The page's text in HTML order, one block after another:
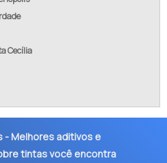
Cecília
- Melhores aditivos e
tintas você encontra